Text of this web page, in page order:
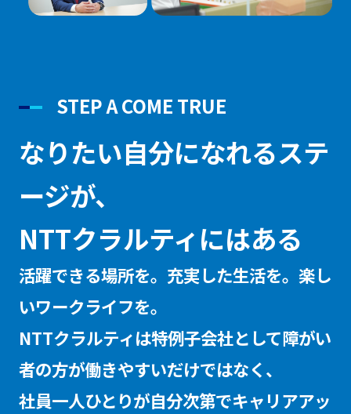
STEP A COME TRUE
なりたい自分になれるステ
ージが、
NTTクラルティにはある
活躍できる場所を。充実した生活を。楽し
いワークライフを。
NTTクラルティは特例子会社として障がい
者の方が働きやすいだけではなく、
社員一人ひとりが自分次第でキャリアアッ